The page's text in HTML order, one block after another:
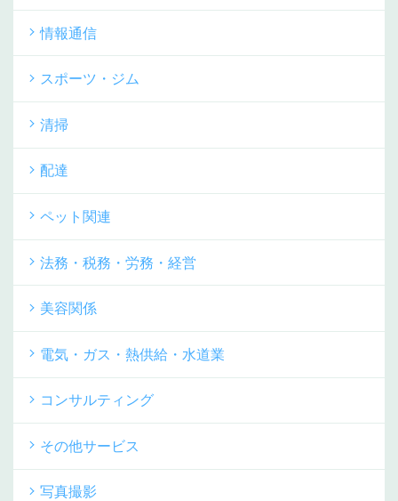
情報通信
スポーツ・ジム
清掃
配達
ペット関連
法務・税務・労務・経営
美容関係
電気・ガス・熱供給・水道業
コンサルティング
その他サービス
写真撮影